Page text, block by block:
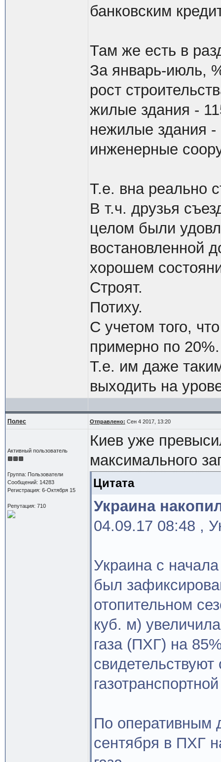
банковским
Там же есть в
За январь-июль,
рост
жилые здания -
нежилые здания -
инженерные
Т.е. вна реально
В т.ч. друзья
целом были
востановленной
хорошем
Строят.
Потиху.
С учетом того,
примерно по 20%.
Т.е. им даже
выходить на
Полес Отправлено: Сен 4 2017, 13:20
Активный пользователь
Группа: Пользователи
Сообщений: 14283
Регистрация: 6-Октября 15
Репутация: 710
Киев уже
максимального
Цитата
Украина
04.09.17 08:48 ,
Украина с
был
отопительном
куб. м)
газа (ПХГ) на
По оперативным
сентября в ПХГ